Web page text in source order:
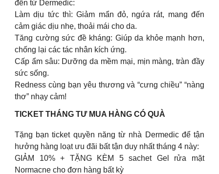
đến từ Dermedic:
Làm dịu tức thì: Giảm mẩn đỏ, ngứa rát, mang đến
cảm giác dịu nhẹ, thoải mái cho da.
Tăng cường sức đề kháng: Giúp da khỏe mạnh hơn,
chống lại các tác nhân kích ứng.
Cấp ẩm sâu: Dưỡng da mềm mại, mịn màng, tràn đầy
sức sống.
Redness cùng bạn yêu thương và “cưng chiều” “nàng
thơ” nhạy cảm!
TICKET THÁNG TƯ MUA HÀNG CÓ QUÀ
Tặng bạn ticket quyền năng từ nhà Dermedic để tận
hưởng hàng loạt ưu đãi bất tận duy nhất tháng 4 này:
GIẢM 10% + TẶNG KÈM 5 sachet Gel rửa mặt
Normacne cho đơn hàng bất kỳ